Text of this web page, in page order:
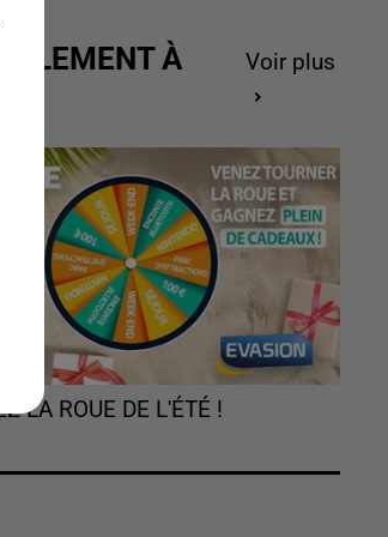
À
Voir plus
LA ROUE DE L'ÉTÉ !